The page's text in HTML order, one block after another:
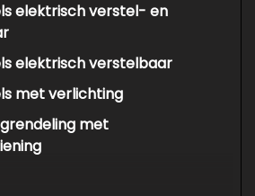
elektrisch verstel- en
elektrisch verstelbaar
met verlichting
met